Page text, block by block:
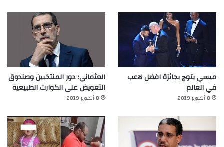
ميسي يتوج بجائزة افضل لاعب
في العالم‎
8 أكتوبر 2019
العثماني: دور المنتخبين وصندوق
التعويض على الكوارث الطبيعية
8 أكتوبر 2019